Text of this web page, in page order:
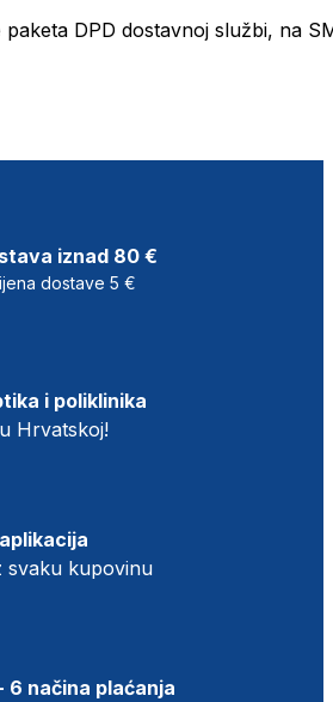
paketa DPD dostavnoj službi, na
iznad 80 €
dostave 5 €
i poliklinika
Hrvatskoj!
svaku kupovinu
6 načina plaćanja